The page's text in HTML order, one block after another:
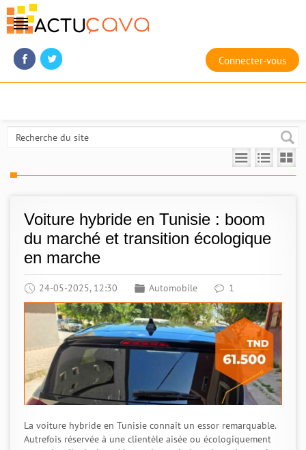
Connecter-vous
Voiture hybride en Tunisie : boom
du marché et transition écologique
en marche
24-05-2025, 12:30 Automobile 1
La voiture hybride en Tunisie connaît un essor remarquable.
Autrefois réservée à une clientèle aisée ou écologiquement